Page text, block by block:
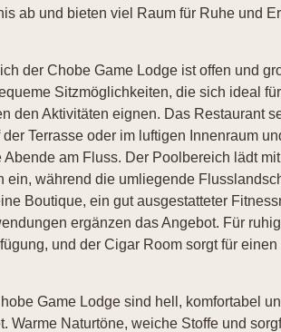
ab und bieten viel Raum für Ruhe und
der Chobe Game Lodge ist offen und
Sitzmöglichkeiten, die sich ideal
den Aktivitäten eignen. Das Restaurant
Terrasse oder im luftigen Innenraum
Abende am Fluss. Der Poolbereich lädt
ein, während die umliegende
Boutique, ein gut ausgestatteter
ergänzen das Angebot. Für
und der Cigar Room sorgt für
Game Lodge sind hell, komfortabel
Warme Naturtöne, weiche Stoffe und